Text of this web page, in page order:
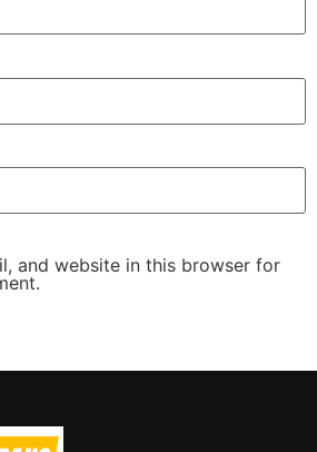
and website in this browser for